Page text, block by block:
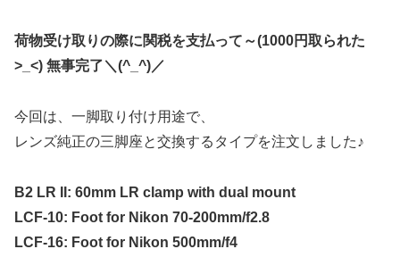
荷物受け取りの際に関税を支払って～(1000円取られた
>_<) 無事完了＼(^_^)／
今回は、一脚取り付け用途で、
レンズ純正の三脚座と交換するタイプを注文しました♪
B2 LR II: 60mm LR clamp with dual mount
LCF-10: Foot for Nikon 70-200mm/f2.8
LCF-16: Foot for Nikon 500mm/f4